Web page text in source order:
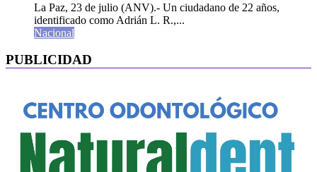
La Paz, 23 de julio (ANV).- Un ciudadano de 22 años,
identificado como Adrián L. R.,...
Nacional
PUBLICIDAD